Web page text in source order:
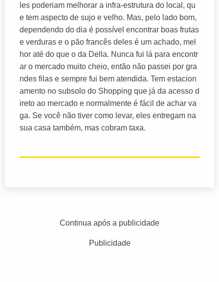
les poderiam melhorar a infra-estrutura do local, qu
e tem aspecto de sujo e velho. Mas, pelo lado bom,
dependendo do dia é possível encontrar boas frutas
e verduras e o pão francês deles é um achado, mel
hor até do que o da Della. Nunca fui lá para encontr
ar o mercado muito cheio, então não passei por gra
ndes filas e sempre fui bem atendida. Tem estacion
amento no subsolo do Shopping que já da acesso d
ireto ao mercado e normalmente é fácil de achar va
ga. Se você não tiver como levar, eles entregam na
sua casa também, mas cobram taxa.
Continua após a publicidade
Publicidade